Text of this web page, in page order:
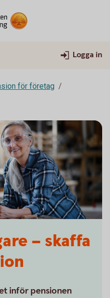
Logga in
för företag
– skaffa
inför pensionen